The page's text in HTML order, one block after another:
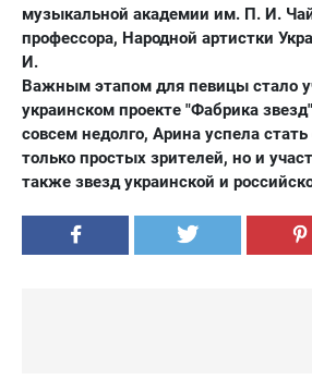
музыкальной академии им. П. И.
профессора, Народной артистки
И.
Важным этапом для певицы стало
украинском проекте "Фабрика
совсем недолго, Арина успела
только простых зрителей, но и
также звезд украинской и